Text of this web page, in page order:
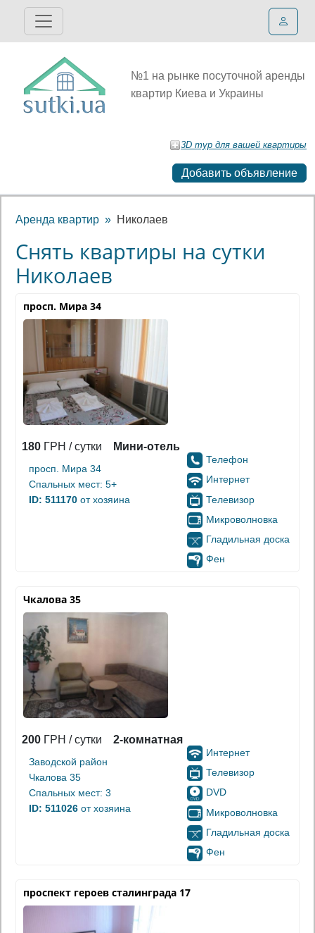
№1 на рынке посуточной аренды
квартир Киева и Украины
3D тур для вашей квартиры
Добавить объявление
Аренда квартир Николаев
Снять квартиры на сутки
Николаев
просп. Мира 34
180 ГРН / сутки Мини-отель
просп. Мира 34
Спальных мест: 5+
ID: 511170 от хозяина
Телефон
Интернет
Телевизор
Микроволновка
Гладильная доска
Фен
Чкалова 35
200 ГРН / сутки 2-комнатная
Заводской район
Чкалова 35
Спальных мест: 3
ID: 511026 от хозяина
Интернет
Телевизор
DVD
Микроволновка
Гладильная доска
Фен
проспект героев сталинграда 17